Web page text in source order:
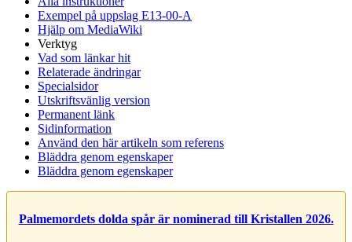
Exempel på uppslag E13-00-A
Hjälp om MediaWiki
Verktyg
Vad som länkar hit
Relaterade ändringar
Specialsidor
Utskriftsvänlig version
Permanent länk
Sidinformation
Använd den här artikeln som referens
Bläddra genom egenskaper
Bläddra genom egenskaper
Palmemordets dolda spår är nominerad till Kristallen 2026.